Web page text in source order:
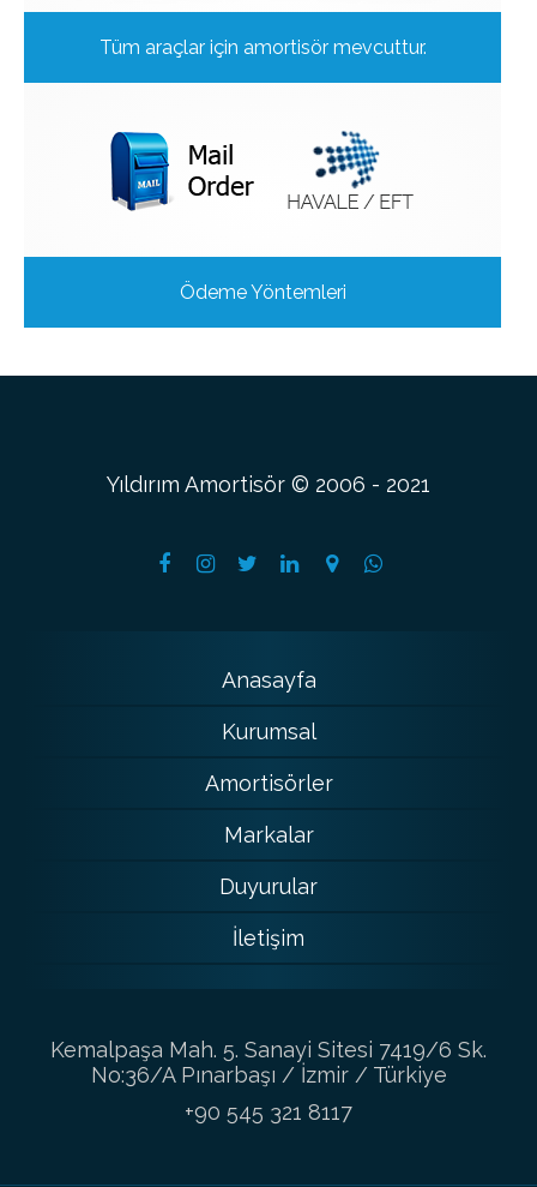
Tüm araçlar için amortisör mevcuttur.
Ödeme Yöntemleri
Yıldırım Amortisör © 2006 - 2021
Anasayfa
Kurumsal
Amortisörler
Markalar
Duyurular
İletişim
Kemalpaşa Mah. 5. Sanayi Sitesi 7419/6 Sk.
No:36/A Pınarbaşı / İzmir / Türkiye
+90 545 321 8117